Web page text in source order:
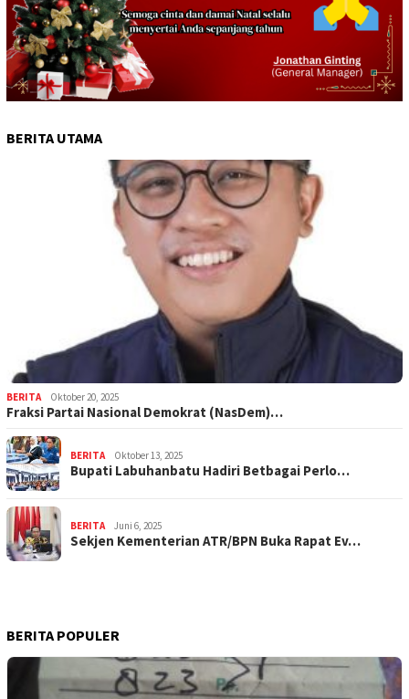
BERITA UTAMA
BERITA Oktober 20, 2025
Fraksi Partai Nasional Demokrat (NasDem)…
BERITA Oktober 13, 2025
Bupati Labuhanbatu Hadiri Betbagai Perlo…
BERITA Juni 6, 2025
Sekjen Kementerian ATR/BPN Buka Rapat Ev…
BERITA POPULER